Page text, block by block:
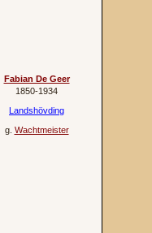
Fabian De Geer
1850‐1934
Landshövding
g. Wachtmeister